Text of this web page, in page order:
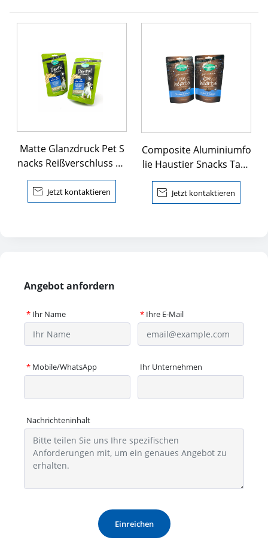
Matte Glanzdruck Pet S
nacks Reißverschluss Be
utel
 Jetzt kontaktieren
Composite Aluminiumfo
lie Haustier Snacks Tasc
hen
 Jetzt kontaktieren
Angebot anfordern
* Ihr Name * Ihre E-Mail
* Mobile/WhatsApp Ihr Unternehmen
Nachrichteninhalt
Einreichen